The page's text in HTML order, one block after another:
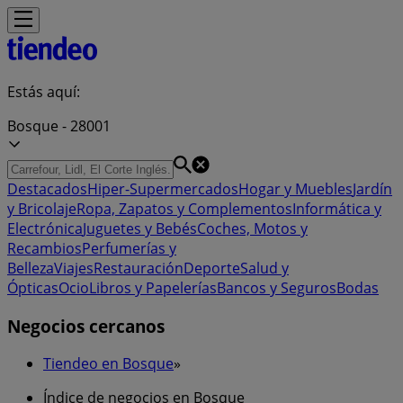
Estás aquí:
Bosque - 28001
DestacadosHiper-SupermercadosHogar y MueblesJardín
y BricolajeRopa, Zapatos y ComplementosInformática y
ElectrónicaJuguetes y BebésCoches, Motos y
RecambiosPerfumerías y
BellezaViajesRestauraciónDeporteSalud y
ÓpticasOcioLibros y PapeleríasBancos y SegurosBodas
Negocios cercanos
Tiendeo en Bosque»
Índice de negocios en Bosque